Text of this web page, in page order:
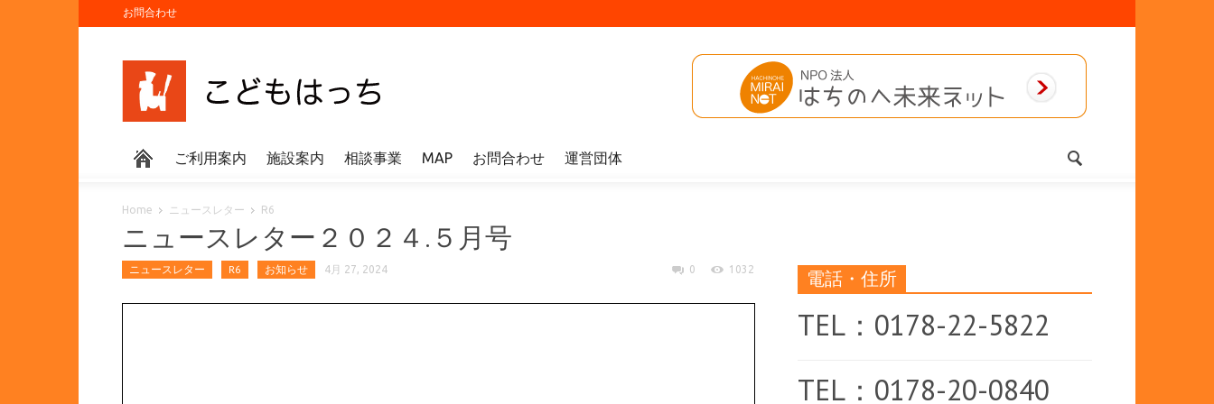
お問合わせ
ご利用案内 施設案内 相談事業 MAP お問合わせ 運営団体
Home ニュースレター R6
ニュースレター２０２４.５月号
ニュースレター R6 お知らせ 4月 27, 2024 0 1032 電話・住所
TEL：0178-22-5822
TEL：0178-20-0840